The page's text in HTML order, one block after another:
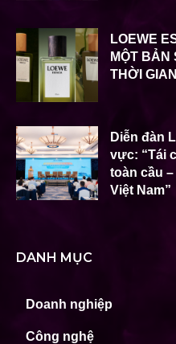
LOEWE
MỘT BẢN
THỜI GIAN
Diễn đàn
vực: “Tái
toàn cầu
Việt Nam”
DANH MỤC
Doanh nghiệp
Công nghệ